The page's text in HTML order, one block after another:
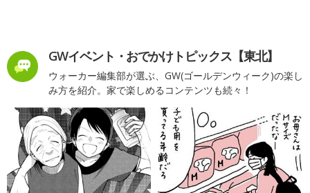
GWイベント・おでかけトピックス【東北】
ウォーカー編集部が選ぶ、GW(ゴールデンウィーク)の楽し
み方を紹介。家で楽しめるコンテンツも続々！